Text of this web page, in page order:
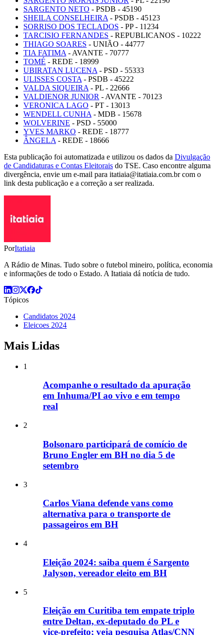
SARGENTO NETO - PSDB - 45190
SHEILA CONSELHEIRA - PSDB - 45123
SORRISO DOS TECLADOS - PP - 11234
TARCISIO FERNANDES - REPUBLICANOS - 10222
THIAGO SOARES - UNIÃO - 44777
TIA FATIMA - AVANTE - 70777
TOMÉ - REDE - 18999
UBIRATAN LUCENA - PSD - 55333
ULISSES COSTA - PSDB - 45222
VALDA SIQUEIRA - PL - 22666
VALDIENOR JUNIOR - AVANTE - 70123
VERONICA LAGO - PT - 13013
WENDELL CUNHA - MDB - 15678
WOLVERINE - PSD - 55000
YVES MARKO - REDE - 18777
ÂNGELA - REDE - 18666
Esta publicação foi automatizada e utilizou os dados da Divulgação
de Candidaturas e Contas Eleitorais do TSE. Caso encontre alguma
divergência, envie um e-mail para itatiaia@itatiaia.com.br com o
link desta publicação e a correção a ser realizada.
PorItatiaia
A Rádio de Minas. Tudo sobre o futebol mineiro, política, economia
e informações de todo o Estado. A Itatiaia dá notícia de tudo.
Tópicos
Candidatos 2024
Eleicoes 2024
Mais Lidas
1
Acompanhe o resultado da apuração
em Inhuma/PI ao vivo e em tempo
real
2
Bolsonaro participará de comício de
Bruno Engler em BH no dia 5 de
setembro
3
Carlos Viana defende vans como
alternativa para o transporte de
passageiros em BH
4
Eleição 2024: saiba quem é Sargento
Jalyson, vereador eleito em BH
5
Eleição em Curitiba tem empate triplo
entre Deltan, ex-deputado do PL e
vice-prefeito; veja pesquisa Atlas/CNN